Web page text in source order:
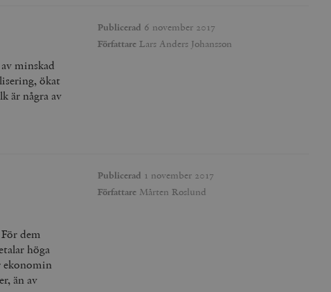
minskad
ökat
är några av
Publicerad 6 november 2017
Författare Lars Anders Johansson
dem
höga
ekonomin
än av
Publicerad 1 november 2017
Författare Mårten Roslund